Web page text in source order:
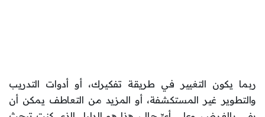
ربما يكون التغيير في طريقة تفكيرك، أو أدوات التدريب
والتطوير غير المستكشفة، أو المزيد من التعاطف يمكن أن